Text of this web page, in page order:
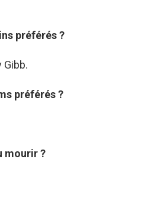
préférés ?
Gibb.
préférés ?
mourir ?